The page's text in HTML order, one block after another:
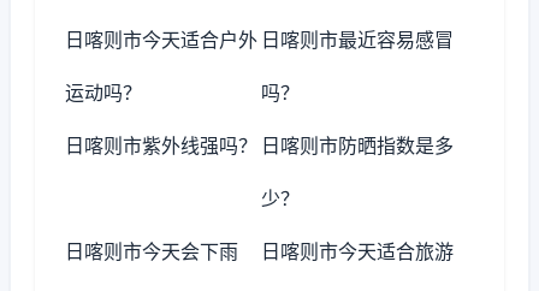
日喀则市今天适合户外
运动吗？
日喀则市最近容易感冒
吗？
日喀则市紫外线强吗？ 日喀则市防晒指数是多
少？
日喀则市今天会下雨 日喀则市今天适合旅游